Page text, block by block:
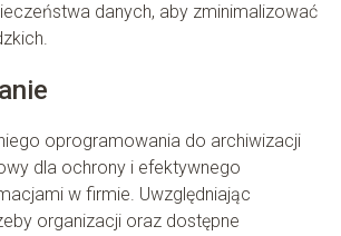
danych, aby zminimalizować
oprogramowania do archiwizacji
dla ochrony i efektywnego
w firmie. Uwzględniając
organizacji oraz dostępne